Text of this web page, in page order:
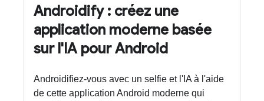
Androidify : créez une
application moderne basée
sur l'IA pour Android
Androidifiez-vous avec un selfie et l'IA à l'aide
de cette application Android moderne qui